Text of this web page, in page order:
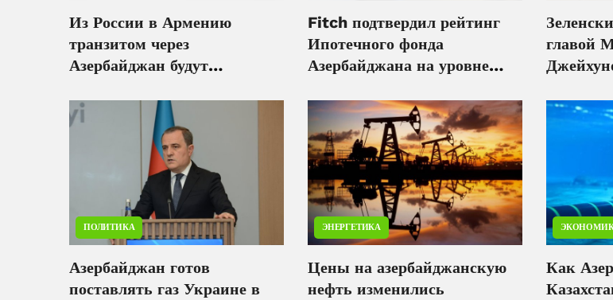
Из России в Армению
транзитом через
Азербайджан будут
каменный уголь
Fitch подтвердил рейтинг
Ипотечного фонда
Азербайджана на уровне
главой
ПОЛИТИКА
Азербайджан готов
поставлять газ Украине в
ЭНЕРГЕТИКА
Цены на азербайджанскую
нефть изменились
Как